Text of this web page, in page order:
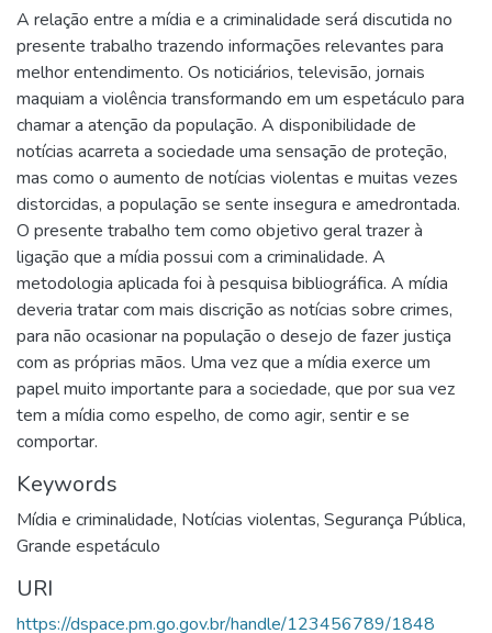
A relação entre a mídia e a criminalidade será discutida no
presente trabalho trazendo informações relevantes para
melhor entendimento. Os noticiários, televisão, jornais
maquiam a violência transformando em um espetáculo para
chamar a atenção da população. A disponibilidade de
notícias acarreta a sociedade uma sensação de proteção,
mas como o aumento de notícias violentas e muitas vezes
distorcidas, a população se sente insegura e amedrontada.
O presente trabalho tem como objetivo geral trazer à
ligação que a mídia possui com a criminalidade. A
metodologia aplicada foi à pesquisa bibliográfica. A mídia
deveria tratar com mais discrição as notícias sobre crimes,
para não ocasionar na população o desejo de fazer justiça
com as próprias mãos. Uma vez que a mídia exerce um
papel muito importante para a sociedade, que por sua vez
tem a mídia como espelho, de como agir, sentir e se
comportar.
Keywords
Mídia e criminalidade, Notícias violentas, Segurança Pública,
Grande espetáculo
URI
https://dspace.pm.go.gov.br/handle/123456789/1848